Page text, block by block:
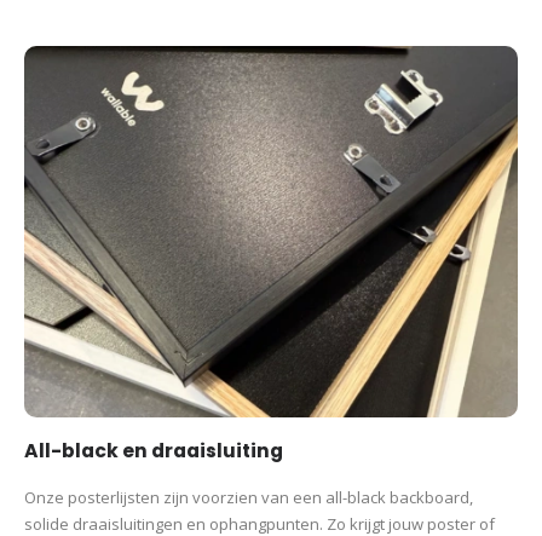
All-black en draaisluiting
Onze posterlijsten zijn voorzien van een all-black backboard,
solide draaisluitingen en ophangpunten. Zo krijgt jouw poster of